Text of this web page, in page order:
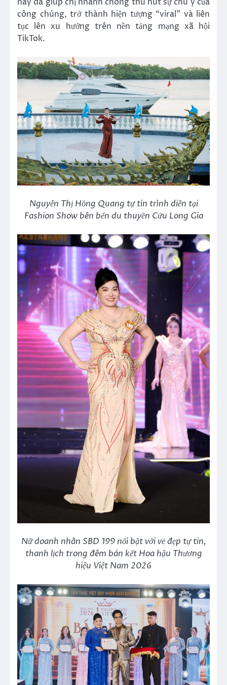
công chúng, trở thành hiện tượng “viral” và liên
tục lên xu hướng trên nền tảng mạng xã hội
TikTok.
Nguyễn Thị Hồng Quang tự tin trình diễn tại
Fashion Show bên bến du thuyền Cửu Long Gia
Nữ doanh nhân SBD 199 nổi bật với vẻ đẹp tự tin,
thanh lịch trong đêm bán kết Hoa hậu Thương
hiệu Việt Nam 2026